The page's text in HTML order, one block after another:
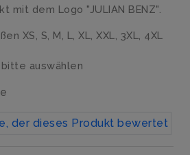
mit dem Logo "JULIAN BENZ".
XS, S, M, L, XL, XXL, 3XL, 4XL
auswählen
der dieses Produkt bewertet